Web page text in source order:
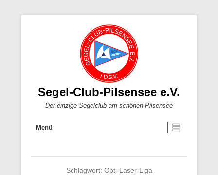
Segel-Club-Pilsensee e.V.
Der einzige Segelclub am schönen Pilsensee
Menü
Schlagwort: Opti-Laser-Liga